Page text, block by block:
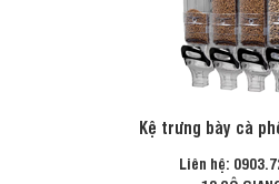
Kệ trưng bày cà
Liên hệ: